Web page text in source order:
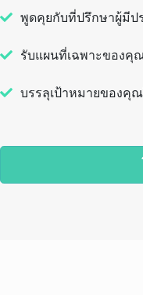
พูดคุยกับที่ปรึกษาผู้มีป
รับแผนที่เฉพาะของคุ
บรรลุเป้าหมายของคุณ